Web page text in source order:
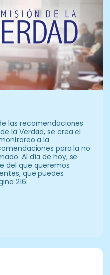
las recomendaciones
la Verdad, se crea el
a la
para la no
Al día de hoy, se
del que queremos
que puedes
216.